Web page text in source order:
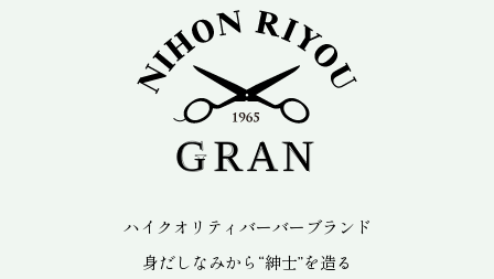
ハイクオリティバーバーブランド
身だしなみから“紳士”を造る